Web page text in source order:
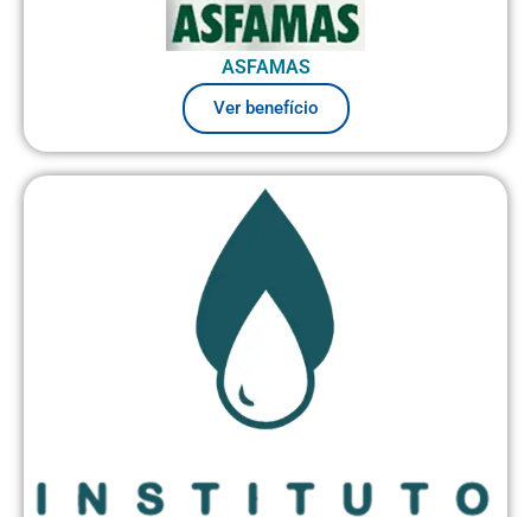
ASFAMAS
Ver benefício